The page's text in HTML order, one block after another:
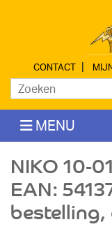
CONTACT |
MENU
NIKO 10-
EAN: